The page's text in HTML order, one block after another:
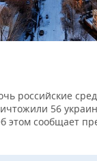
российские
56
этом сообщает